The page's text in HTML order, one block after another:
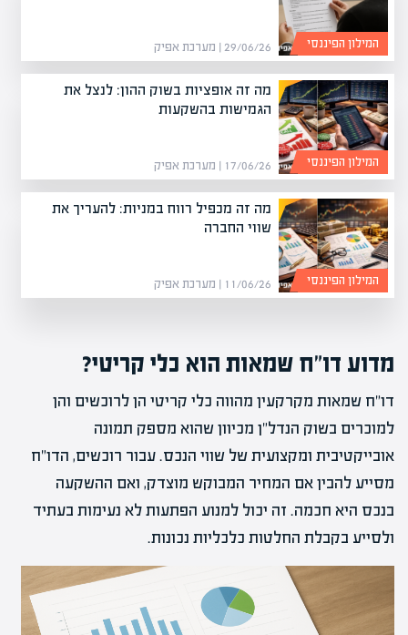
29/06/26 | מערכת אפיק המילון הפיננסי
מה זה אופציות בשוק ההון: לנצל את
הגמישות בהשקעות
17/06/26 | מערכת אפיק המילון הפיננסי
מה זה מכפיל רווח במניות: להעריך את
שווי החברה
11/06/26 | מערכת אפיק המילון הפיננסי
מדוע דו"ח שמאות הוא כלי קריטי?
דו"ח שמאות מקרקעין מהווה כלי קריטי הן לרוכשים והן
למוכרים בשוק הנדל"ן מכיוון שהוא מספק תמונה
אובייקטיבית ומקצועית של שווי הנכס. עבור רוכשים, הדו"ח
מסייע להבין אם המחיר המבוקש מוצדק, ואם ההשקעה
בנכס היא חכמה. זה יכול למנוע הפתעות לא נעימות בעתיד
ולסייע בקבלת החלטות כלכליות נכונות.